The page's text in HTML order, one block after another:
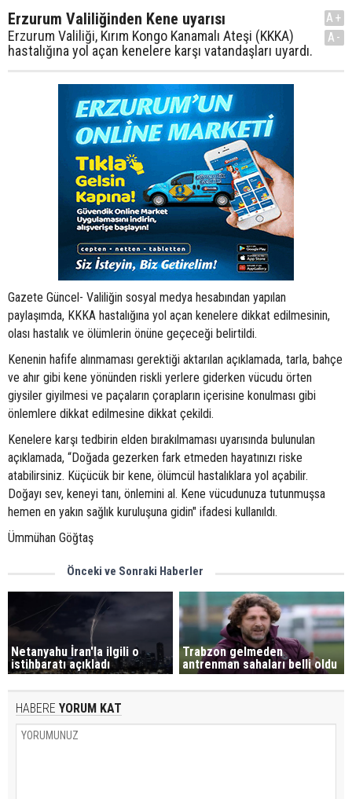
Erzurum Valiliğinden Kene uyarısı
Erzurum Valiliği, Kırım Kongo Kanamalı Ateşi (KKKA)
hastalığına yol açan kenelere karşı vatandaşları uyardı.
A+
A-
Gazete Güncel- Valiliğin sosyal medya hesabından yapılan
paylaşımda, KKKA hastalığına yol açan kenelere dikkat edilmesinin,
olası hastalık ve ölümlerin önüne geçeceği belirtildi.
Kenenin hafife alınmaması gerektiği aktarılan açıklamada, tarla, bahçe
ve ahır gibi kene yönünden riskli yerlere giderken vücudu örten
giysiler giyilmesi ve paçaların çorapların içerisine konulması gibi
önlemlere dikkat edilmesine dikkat çekildi.
Kenelere karşı tedbirin elden bırakılmaması uyarısında bulunulan
açıklamada, “Doğada gezerken fark etmeden hayatınızı riske
atabilirsiniz. Küçücük bir kene, ölümcül hastalıklara yol açabilir.
Doğayı sev, keneyi tanı, önlemini al. Kene vücudunuza tutunmuşsa
hemen en yakın sağlık kuruluşuna gidin" ifadesi kullanıldı.
Ümmühan Göğtaş
Önceki ve Sonraki Haberler
Netanyahu İran'la ilgili o
istihbaratı açıkladı
Trabzon gelmeden
antrenman sahaları belli oldu
HABERE YORUM KAT